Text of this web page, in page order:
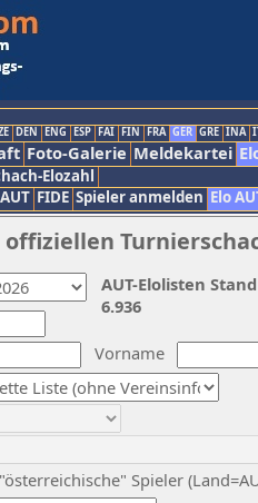
DEN ENG ESP FAI FIN FRA GER GRE INA
Foto-Galerie Meldekartei
Elozahl
FIDE Spieler anmelden Elo
Vorname
Spieler
AUT-Elolisten
6.936